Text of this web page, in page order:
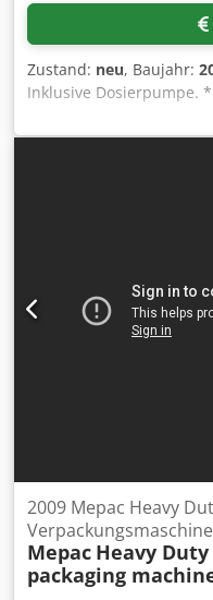
Zustand: neu, Baujahr:
Inklusive Dosierpumpe.
Auskleidung (90 Shore)
Antriebsmotor. *
Abwasserableitung *
2009 Mepac Heavy
Verpackungsmaschine
Mepac Heavy
packaging